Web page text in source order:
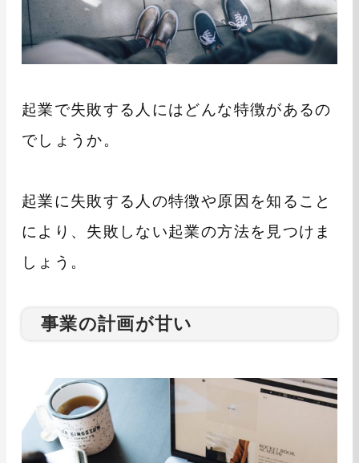
起業で失敗する人にはどんな特徴があるの
でしょうか。
起業に失敗する人の特徴や原因を知ること
により、失敗しない起業の方法を見つけま
しょう。
事業の計画が甘い